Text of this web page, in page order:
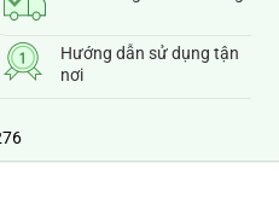
Hướng dẫn sử dụng tận
nơi